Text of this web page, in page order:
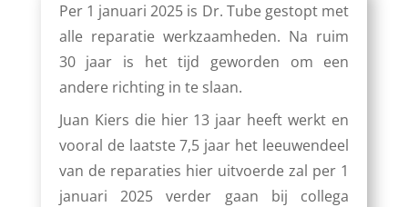
Per 1 januari 2025 is Dr. Tube gestopt met
alle reparatie werkzaamheden. Na ruim
30 jaar is het tijd geworden om een
andere richting in te slaan.
Juan Kiers die hier 13 jaar heeft werkt en
vooral de laatste 7,5 jaar het leeuwendeel
van de reparaties hier uitvoerde zal per 1
januari 2025 verder gaan bij collega